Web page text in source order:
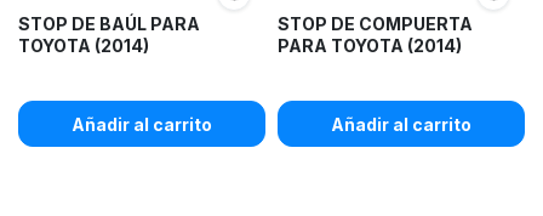
STOP DE BAÚL PARA
TOYOTA (2014)
Añadir al carrito
STOP DE COMPUERTA
PARA TOYOTA (2014)
Añadir al carrito